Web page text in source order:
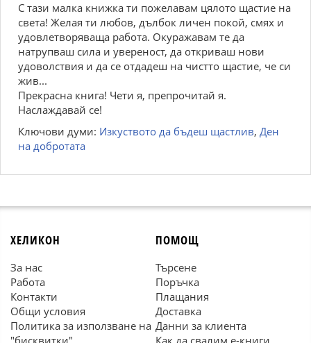
С тази малка книжка ти пожелавам цялото щастие на
света! Желая ти любов, дълбок личен покой, смях и
удовлетворяваща работа. Окуражавам те да
натрупваш сила и увереност, да откриваш нови
удоволствия и да се отдадеш на чистто щастие, че си
жив...
Прекрасна книга! Чети я, препрочитай я.
Наслаждавай се!
Ключови думи: Изкуството да бъдеш щастлив, Ден
на добротата
ХЕЛИКОН
За нас
Работа
Контакти
Общи условия
Политика за използване на
"бисквитки"
ПОМОЩ
Търсене
Поръчка
Плащания
Доставка
Данни за клиента
Как да свалим е-книги